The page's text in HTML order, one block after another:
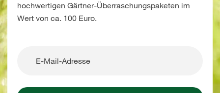
hochwertigen Gärtner-Überraschungspaketen im
Wert von ca. 100 Euro.